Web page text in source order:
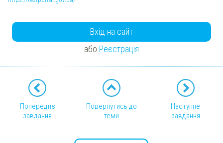
Вхід на сайт
або Реєстрація
Попереднє
завдання
Повернутись до
теми
Наступне
завдання